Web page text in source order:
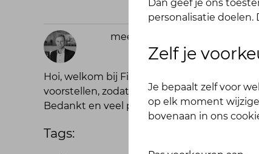
René
meer dan 7 jaar
geleden
Hoi, welkom bij Fit in je vel! We hopen dat
voorstellen, zodat we elkaar wat beter
Bedankt en veel plezier!
Tags:
Dan geef je ons
personalisatie doelen.
Zelf je
Je bepaalt zelf voor
op elk moment
bovenaan in ons